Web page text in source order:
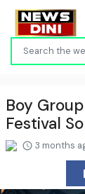
Boy
Festival
3 months